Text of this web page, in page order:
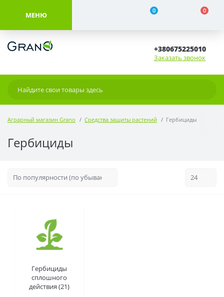
МЕНЮ 0 0
+380675225010
Заказать звонок
Аграрный магазин Grano Средства защиты растений Гербициды
Гербициды
Гербициды
сплошного
действия (21)